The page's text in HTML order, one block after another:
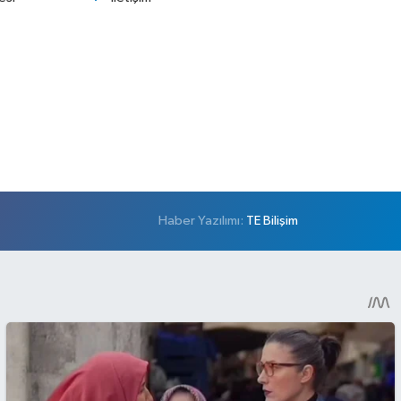
Haber Yazılımı: TE Bilişim